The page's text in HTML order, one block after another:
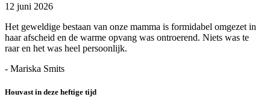
12 juni 2026
Het geweldige bestaan van onze mamma is formidabel omgezet in
haar afscheid en de warme opvang was ontroerend. Niets was te
raar en het was heel persoonlijk.
- Mariska Smits
Houvast in deze heftige tijd